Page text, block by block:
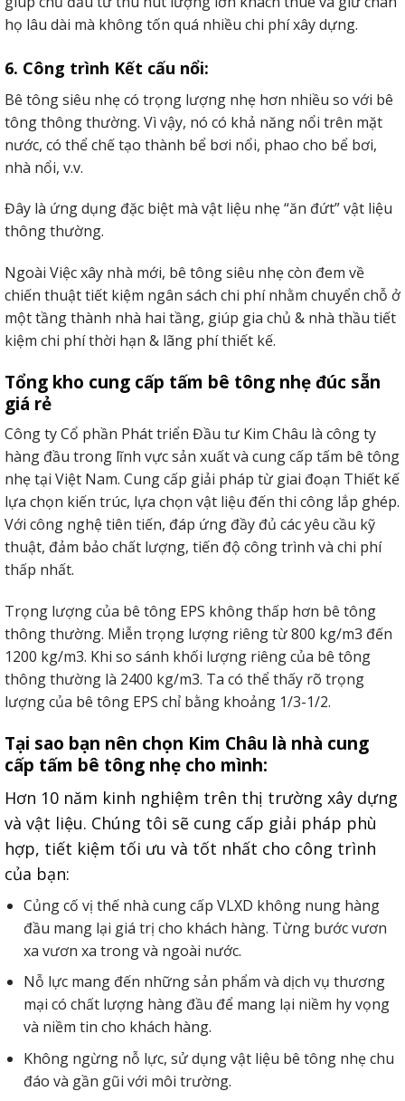
họ lâu dài mà không tốn quá nhiều chi phí xây dựng.
6. Công trình Kết cấu nổi:
Bê tông siêu nhẹ có trọng lượng nhẹ hơn nhiều so với bê
tông thông thường. Vì vậy, nó có khả năng nổi trên mặt
nước, có thể chế tạo thành bể bơi nổi, phao cho bể bơi,
nhà nổi, v.v.
Đây là ứng dụng đặc biệt mà vật liệu nhẹ “ăn đứt” vật liệu
thông thường.
Ngoài Việc xây nhà mới, bê tông siêu nhẹ còn đem về
chiến thuật tiết kiệm ngân sách chi phí nhằm chuyển chỗ ở
một tầng thành nhà hai tầng, giúp gia chủ & nhà thầu tiết
kiệm chi phí thời hạn & lãng phí thiết kế.
Tổng kho cung cấp tấm bê tông nhẹ đúc sẵn
giá rẻ
Công ty Cổ phần Phát triển Đầu tư Kim Châu là công ty
hàng đầu trong lĩnh vực sản xuất và cung cấp tấm bê tông
nhẹ tại Việt Nam. Cung cấp giải pháp từ giai đoạn Thiết kế
lựa chọn kiến trúc, lựa chọn vật liệu đến thi công lắp ghép.
Với công nghệ tiên tiến, đáp ứng đầy đủ các yêu cầu kỹ
thuật, đảm bảo chất lượng, tiến độ công trình và chi phí
thấp nhất.
Trọng lượng của bê tông EPS không thấp hơn bê tông
thông thường. Miễn trọng lượng riêng từ 800 kg/m3 đến
1200 kg/m3. Khi so sánh khối lượng riêng của bê tông
thông thường là 2400 kg/m3. Ta có thể thấy rõ trọng
lượng của bê tông EPS chỉ bằng khoảng 1/3-1/2.
Tại sao bạn nên chọn Kim Châu là nhà cung
cấp tấm bê tông nhẹ cho mình:
Hơn 10 năm kinh nghiệm trên thị trường xây dựng
và vật liệu. Chúng tôi sẽ cung cấp giải pháp phù
hợp, tiết kiệm tối ưu và tốt nhất cho công trình
của bạn:
Củng cố vị thế nhà cung cấp VLXD không nung hàng
đầu mang lại giá trị cho khách hàng. Từng bước vươn
xa vươn xa trong và ngoài nước.
Nỗ lực mang đến những sản phẩm và dịch vụ thương
mại có chất lượng hàng đầu để mang lại niềm hy vọng
và niềm tin cho khách hàng.
Không ngừng nỗ lực, sử dụng vật liệu bê tông nhẹ chu
đáo và gần gũi với môi trường.